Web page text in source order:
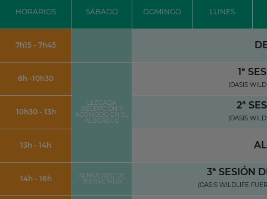
HORARIOS
7h15 - 7h45
8h -10h30
10h30 - 13h
13h - 14h
14h - 16h
SÁBADO DOMINGO LUNES
LLEGADA.
RECEPCIÓN Y
ACOMODO EN EL
ALBERGUE
1ª
(OASIS
2ª
(OASIS
ALMUERZO DE
BIENVENIDA
3ª SESIÓN
(OASIS WILDLIFE